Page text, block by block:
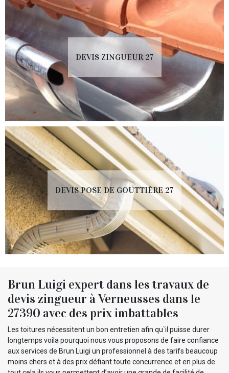
DEVIS ZINGUEUR 27
DEVIS POSE DE GOUTTIÈRE 27
Brun Luigi expert dans les travaux de
devis zingueur à Verneusses dans le
27390 avec des prix imbattables
Les toitures nécessitent un bon entretien afin qu`il puisse durer
longtemps voila pourquoi nous vous proposons de faire confiance
aux services de Brun Luigi un professionnel à des tarifs beaucoup
moins chers et à des prix défiant toute concurrence et en plus de